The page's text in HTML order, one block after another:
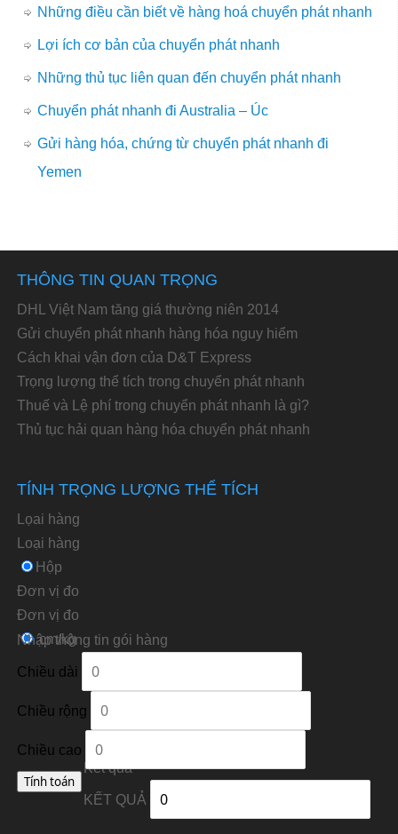
Những điều cần biết về hàng hoá chuyển phát nhanh
Lợi ích cơ bản của chuyển phát nhanh
Những thủ tục liên quan đến chuyển phát nhanh
Chuyển phát nhanh đi Australia – Úc
Gửi hàng hóa, chứng từ chuyển phát nhanh đi
Yemen
THÔNG TIN QUAN TRỌNG
DHL Việt Nam tăng giá thường niên 2014
Gửi chuyển phát nhanh hàng hóa nguy hiểm
Cách khai vận đơn của D&T Express
Trọng lượng thể tích trong chuyển phát nhanh
Thuế và Lệ phí trong chuyển phát nhanh là gì?
Thủ tục hải quan hàng hóa chuyển phát nhanh
TÍNH TRỌNG LƯỢNG THỂ TÍCH
Lọai hàng
Loại hàng
Hộp
Đơn vị đo
Ðơn vị đo
cm/kg
Nhập thông tin gói hàng
Chiều dài
Chiều rộng
Chiều cao
Kết quả
KẾT QUẢ